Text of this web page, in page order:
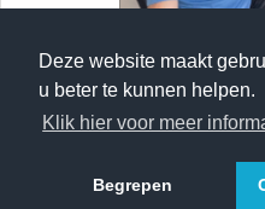
Deze website maakt
u beter te kunnen helpen.
Klik hier voor meer
Begrepen
© 2013 - 2026
Privacyverklaring
-Gratis